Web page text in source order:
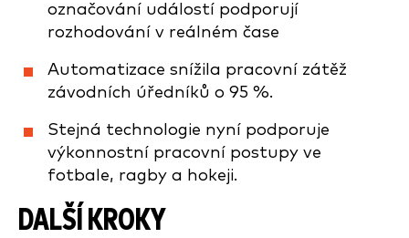
označování událostí podporují
rozhodování v reálném čase
Automatizace snížila pracovní zátěž
závodních úředníků o 95 %.
Stejná technologie nyní podporuje
výkonnostní pracovní postupy ve
fotbale, ragby a hokeji.
DALŠÍ KROKY